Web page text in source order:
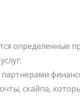
определенные
скайпа,